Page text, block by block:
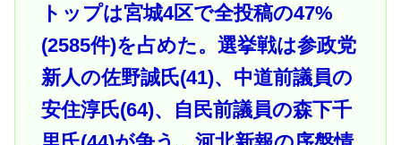
トップは宮城4区で全投稿の47%
(2585件)を占めた。選挙戦は参政党
新人の佐野誠氏(41)、中道前議員の
安住淳氏(64)、自民前議員の森下千